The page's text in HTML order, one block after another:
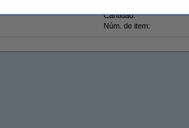
Cantidad:
Núm. de item: